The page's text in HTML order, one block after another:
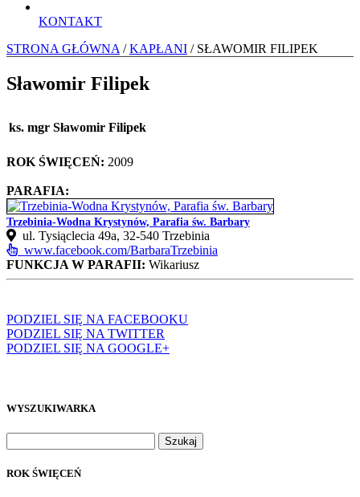
KONTAKT
STRONA GŁÓWNA /KAPŁANI / SŁAWOMIR FILIPEK
Sławomir Filipek
ks. mgr Sławomir Filipek
ROK ŚWIĘCEŃ: 2009
PARAFIA:
Trzebinia-Wodna Krystynów, Parafia św. Barbary
ul. Tysiąclecia 49a, 32-540 Trzebinia
www.facebook.com/BarbaraTrzebinia
FUNKCJA W PARAFII: Wikariusz
PODZIEL SIĘ NA FACEBOOKU
PODZIEL SIĘ NA TWITTER
PODZIEL SIĘ NA GOOGLE+
WYSZUKIWARKA
ROK ŚWIĘCEŃ